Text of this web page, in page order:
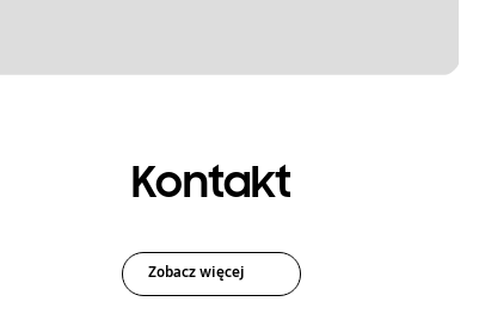
Kontakt
Zobacz więcej